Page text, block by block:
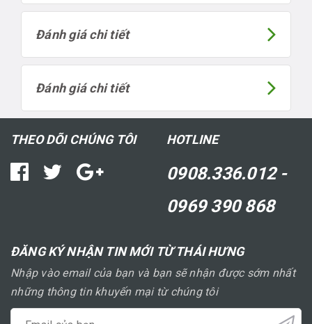
Đánh giá chi tiết
Đánh giá chi tiết
THEO DÕI CHÚNG TÔI HOTLINE
0908.336.012 -
0969 390 868
ĐĂNG KÝ NHẬN TIN MỚI TỪ THÁI HƯNG
Nhập vào email của bạn và bạn sẽ nhận được sớm nhất
những thông tin khuyến mại từ chúng tôi